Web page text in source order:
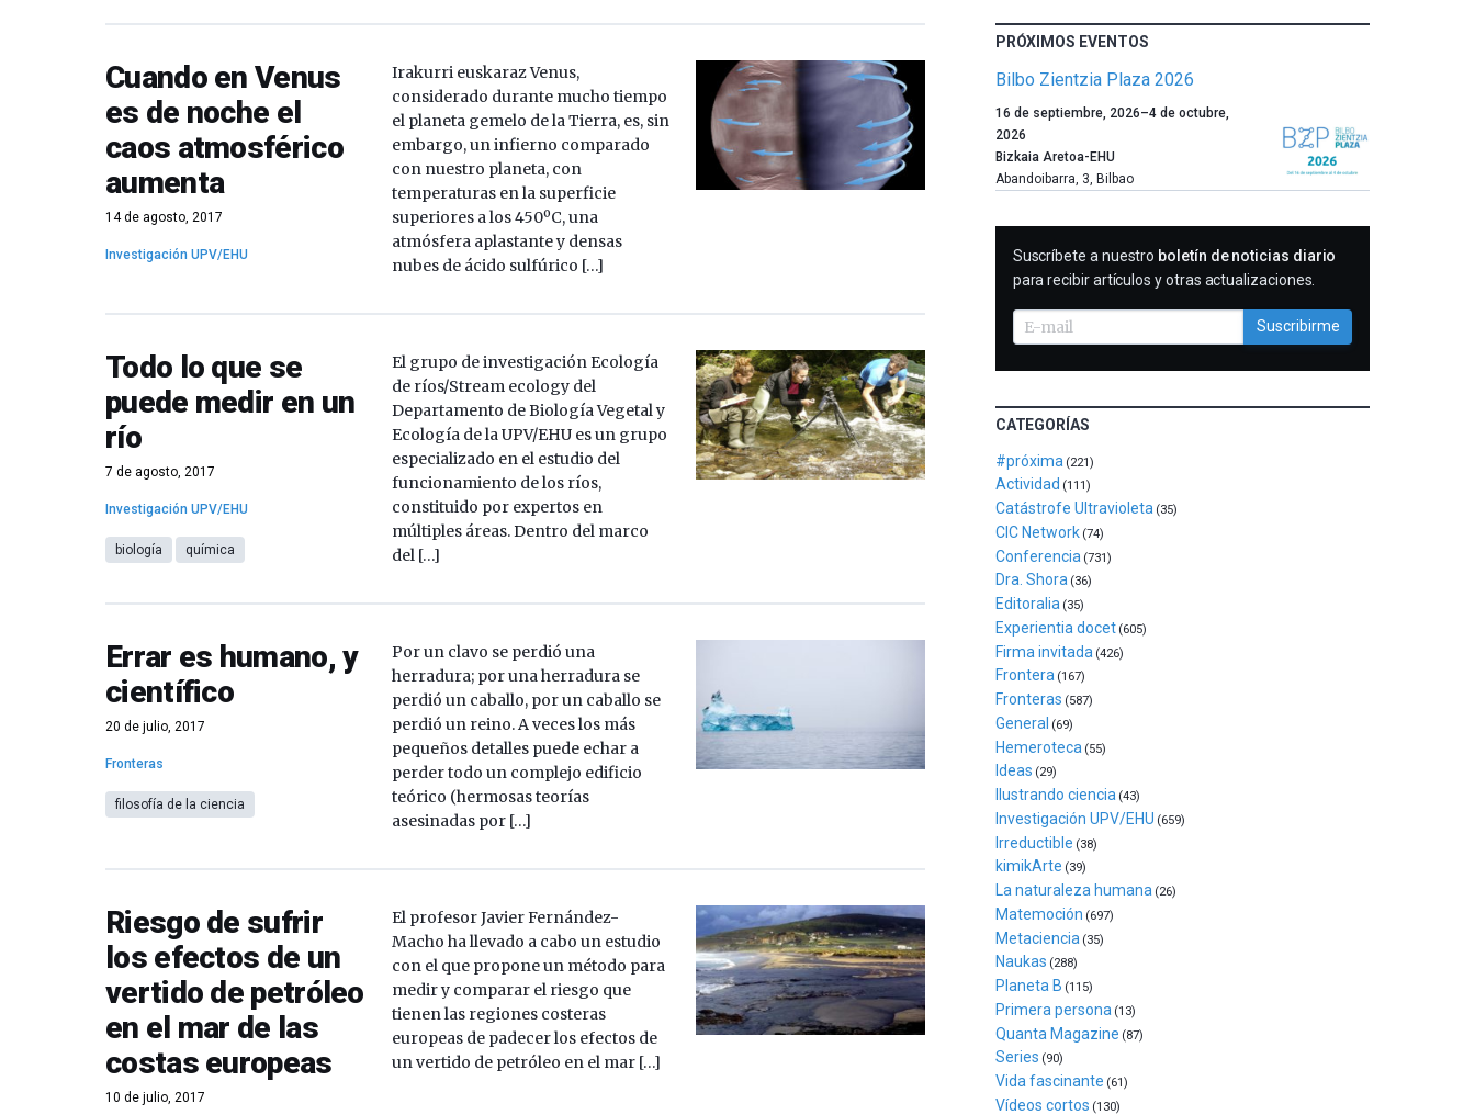
Cuando en Venus
es de noche el
caos atmosférico
aumenta
14 de agosto, 2017
Investigación UPV/EHU
Irakurri euskaraz Venus,
considerado durante mucho tiempo
el planeta gemelo de la Tierra, es, sin
embargo, un infierno comparado
con nuestro planeta, con
temperaturas en la superficie
superiores a los 450ºC, una
atmósfera aplastante y densas
nubes de ácido sulfúrico […]
Todo lo que se
puede medir en un
río
7 de agosto, 2017
Investigación UPV/EHU
biología química
El grupo de investigación Ecología
de ríos/Stream ecology del
Departamento de Biología Vegetal y
Ecología de la UPV/EHU es un grupo
especializado en el estudio del
funcionamiento de los ríos,
constituido por expertos en
múltiples áreas. Dentro del marco
del […]
Errar es humano, y
científico
20 de julio, 2017
Fronteras
filosofía de la ciencia
Por un clavo se perdió una
herradura; por una herradura se
perdió un caballo, por un caballo se
perdió un reino. A veces los más
pequeños detalles puede echar a
perder todo un complejo edificio
teórico (hermosas teorías
asesinadas por […]
Riesgo de sufrir
los efectos de un
vertido de petróleo
en el mar de las
costas europeas
10 de julio, 2017
El profesor Javier Fernández-
Macho ha llevado a cabo un estudio
con el que propone un método para
medir y comparar el riesgo que
tienen las regiones costeras
europeas de padecer los efectos de
un vertido de petróleo en el mar […]
PRÓXIMOS EVENTOS
Bilbo Zientzia Plaza 2026
Un
año
más,
Bilbao
otoño
con
de
novena
de
Bilbo
Zientzia
Plaza
(BZP),
un
festival
llenará
la
ciudad
de
monólogos,
exposiciones,
conferencias,
docufórums
y
espectáculos
de
ciencia
16
de
septiembre
al
4
de
octubre.
La
iniciativa,
16 de septiembre, 2026–4 de octubre,
2026
Bizkaia Aretoa-EHU
Abandoibarra, 3, Bilbao
SUSCRIBIRME
Suscríbete a nuestro boletín de noticias diario
para recibir artículos y otras actualizaciones.
Suscribirme
CATEGORÍAS
#próxima (221)
Actividad (111)
Catástrofe Ultravioleta (35)
CIC Network (74)
Conferencia (731)
Dra. Shora (36)
Editoralia (35)
Experientia docet (605)
Firma invitada (426)
Frontera (167)
Fronteras (587)
General (69)
Hemeroteca (55)
Ideas (29)
Ilustrando ciencia (43)
Investigación UPV/EHU (659)
Irreductible (38)
kimikArte (39)
La naturaleza humana (26)
Matemoción (697)
Metaciencia (35)
Naukas (288)
Planeta B (115)
Primera persona (13)
Quanta Magazine (87)
Series (90)
Vida fascinante (61)
Vídeos cortos (130)